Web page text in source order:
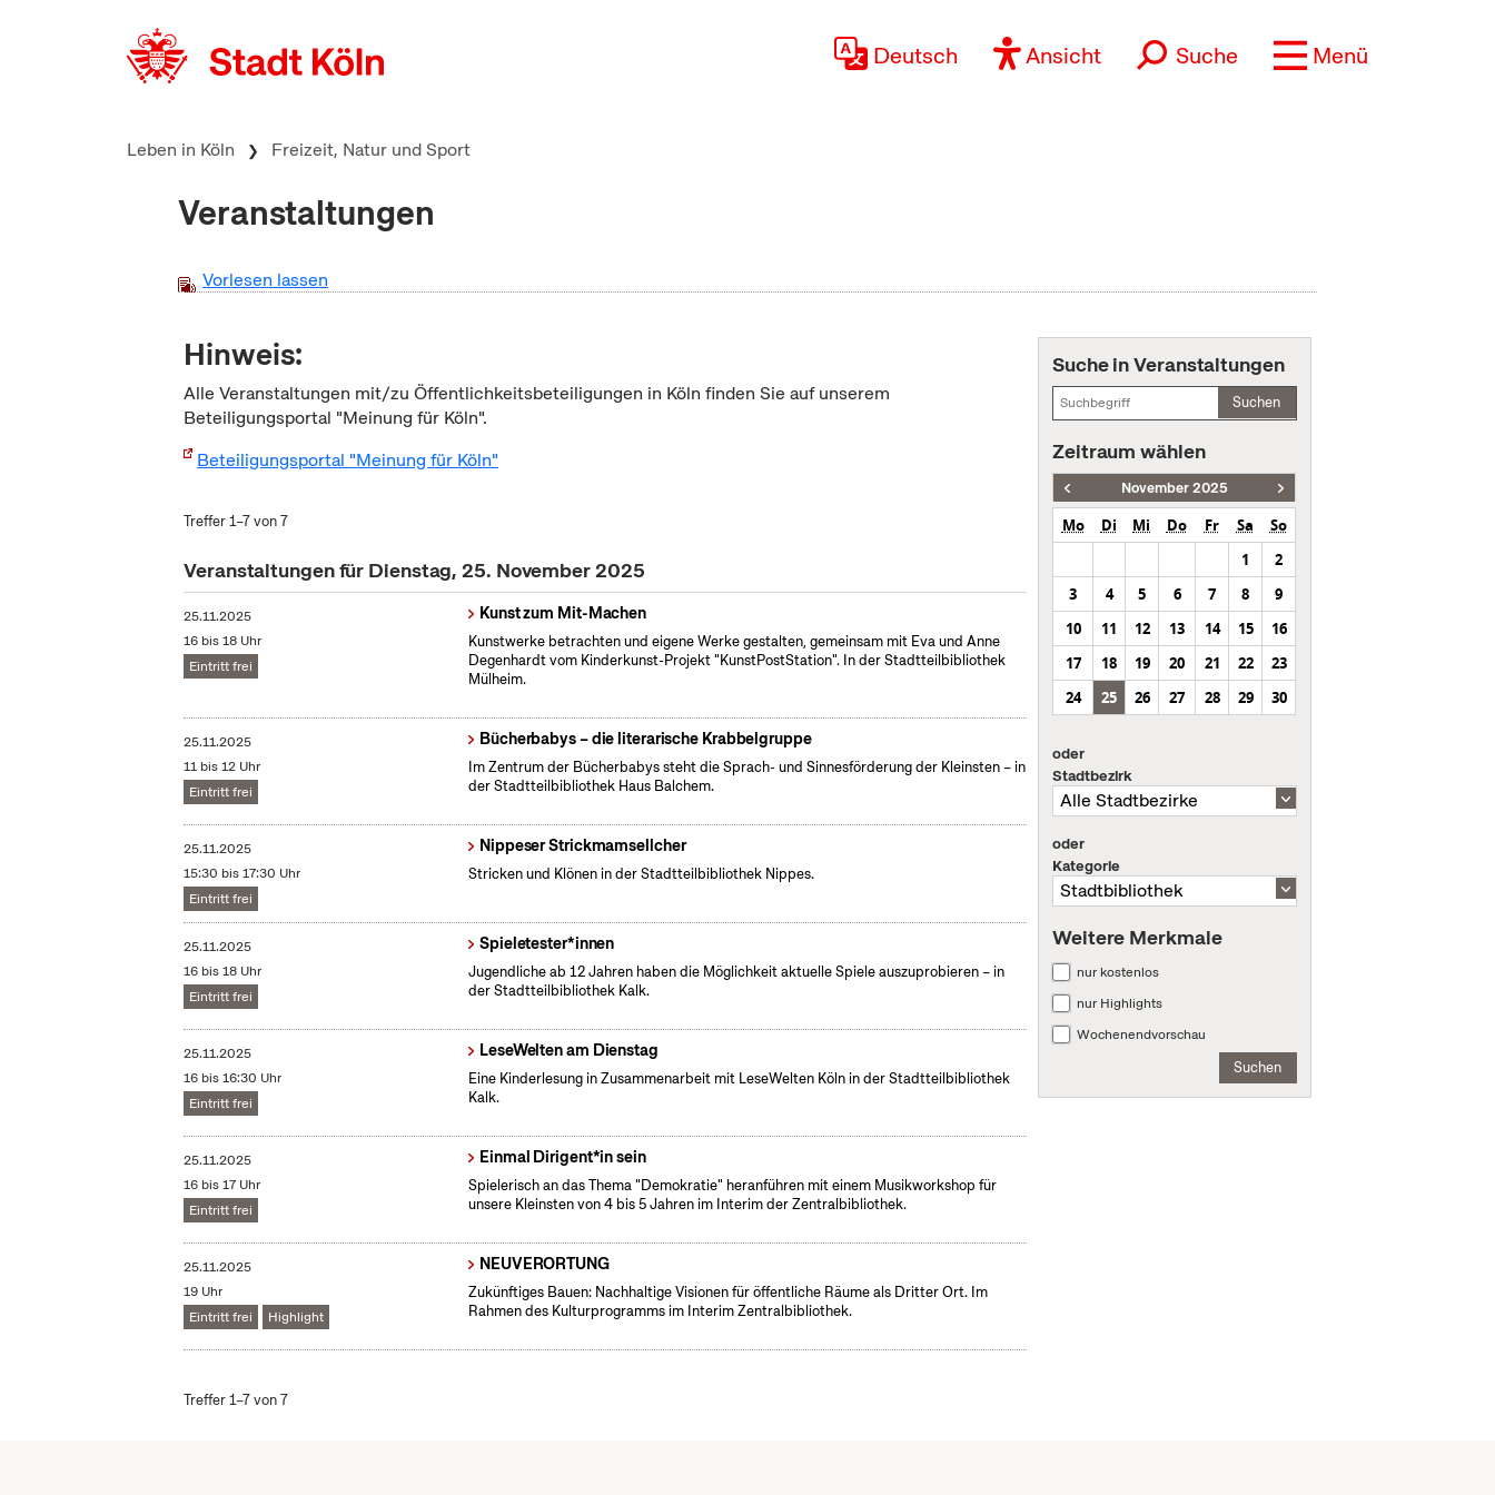
Deutsch Ansicht Suche Menü
Leben in Köln Freizeit, Natur und Sport
Veranstaltungen
Vorlesen lassen
Hinweis:
Alle Veranstaltungen mit/zu Öffentlichkeitsbeteiligungen in Köln finden Sie auf unserem
Beteiligungsportal "Meinung für Köln".
Beteiligungsportal "Meinung für Köln"
Treffer 1–7 von 7
Veranstaltungen für Dienstag, 25. November 2025
25.11.2025
16 bis 18 Uhr
Eintritt frei
Kunst zum Mit-Machen
Kunstwerke betrachten und eigene Werke gestalten, gemeinsam mit Eva und Anne
Degenhardt vom Kinderkunst-Projekt "KunstPostStation". In der Stadtteilbibliothek
Mülheim.
25.11.2025
11 bis 12 Uhr
Eintritt frei
Bücherbabys – die literarische Krabbelgruppe
Im Zentrum der Bücherbabys steht die Sprach- und Sinnesförderung der Kleinsten – in
der Stadtteilbibliothek Haus Balchem.
25.11.2025
15:30 bis 17:30 Uhr
Eintritt frei
Nippeser Strickmamsellcher
Stricken und Klönen in der Stadtteilbibliothek Nippes.
25.11.2025
16 bis 18 Uhr
Eintritt frei
Spieletester*innen
Jugendliche ab 12 Jahren haben die Möglichkeit aktuelle Spiele auszuprobieren – in
der Stadtteilbibliothek Kalk.
25.11.2025
16 bis 16:30 Uhr
Eintritt frei
LeseWelten am Dienstag
Eine Kinderlesung in Zusammenarbeit mit LeseWelten Köln in der Stadtteilbibliothek
Kalk.
25.11.2025
16 bis 17 Uhr
Eintritt frei
Einmal Dirigent*in sein
Spielerisch an das Thema "Demokratie" heranführen mit einem Musikworkshop für
unsere Kleinsten von 4 bis 5 Jahren im Interim der Zentralbibliothek.
25.11.2025
19 Uhr
Eintritt frei
Highlight
NEUVERORTUNG
Zukünftiges Bauen: Nachhaltige Visionen für öffentliche Räume als Dritter Ort. Im
Rahmen des Kulturprogramms im Interim Zentralbibliothek.
Treffer 1–7 von 7
Suche in Veranstaltungen
Suchen
Zeitraum wählen
November 2025
Mo Di Mi Do Fr Sa
So
1
2
3
4 5 6 7 8
9
10
11 12 13 14 15
16
17
18 19 20 21 22
23
24
25 26 27 28 29 30
oder
Stadtbezirk
oder
Kategorie
Weitere Merkmale
nur kostenlos
nur Highlights
Wochenendvorschau
Suchen